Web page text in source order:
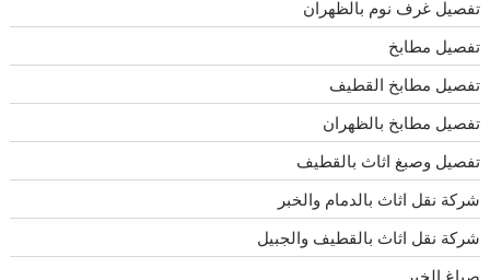
تفصيل غرف نوم بالظهران
تفصيل مطابخ
تفصيل مطابخ القطيف
تفصيل مطابخ بالظهران
تفصيل وصبغ اثاث بالقطيف
شركة نقل اثاث بالدمام والخبر
شركة نقل اثاث بالقطيف والجبيل
صباغ الخبر